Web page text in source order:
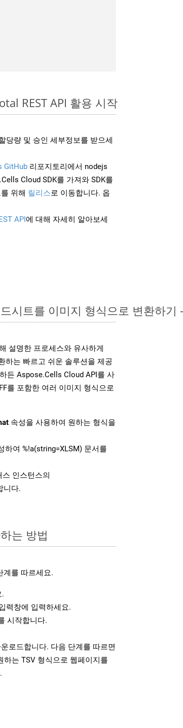
REST API 활용 시작
당량 및 승인 세부정보를 받으세
GitHub 리포지토리에서 nodejs
Cloud SDK를 가져와 SDK를
위해 릴리스로 이동합니다. 옵
API에 대해 자세히 알아보세
시트를 이미지 형식으로 변환하기
설명한 프로세스와 유사하게
하는 빠르고 쉬운 솔루션을 제공
든 Aspose.Cells Cloud API를 사
를 포함한 여러 이미지 형식으로
속성을 사용하여 원하는 형식을
하여 %!a(string=XLSM) 문서를
인스턴스의
니다.
는 방법
계를 따르세요.
.
력창에 입력하세요.
시작합니다.
로드합니다. 다음 단계를 따르면
하는 TSV 형식으로 웹페이지를